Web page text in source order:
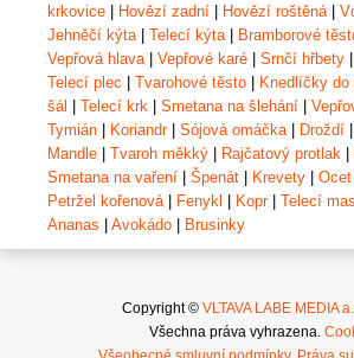
krkovice | Hovězí zadní | Hovězí roštěná |
Jehněčí kýta | Telecí kýta | Bramborové
Vepřová hlava | Vepřové karé | Srnčí hřbety |
Telecí plec | Tvarohové těsto | Knedlíčky do
šál | Telecí krk | Smetana na šlehání |
Tymián | Koriandr| Sójová omáčka | Droždí |
Mandle | Tvaroh měkký | Rajčatový protlak |
Smetana na vaření | Špenát | Krevety |
Petržel kořenová | Fenykl | Kopr| Telecí
Ananas | Avokádo | Brusinky
Copyright © VLTAVA LABE MEDIA
Všechna práva vyhrazena.